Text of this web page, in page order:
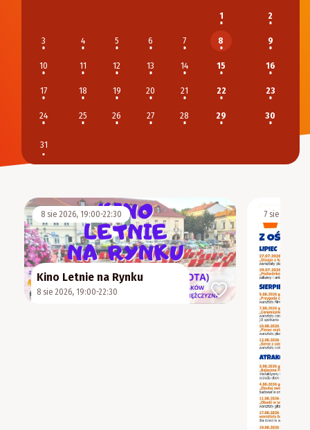
1 2
3 4 5 6 7 8 9
10 11 12 13 14 15 16
17 18 19 20 21 22 23
24 25 26 27 28 29 30
31
8 sie 2026, 19:00-22:30
Kino Letnie na Rynku
8 sie 2026, 19:00-22:30
7 sie 2026,